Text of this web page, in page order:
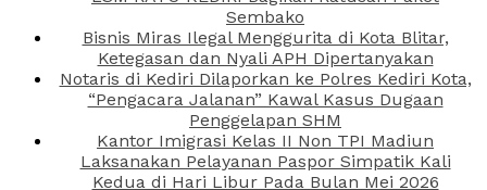
Sembako
Bisnis Miras Ilegal Menggurita di Kota Blitar,
Ketegasan dan Nyali APH Dipertanyakan
Notaris di Kediri Dilaporkan ke Polres Kediri Kota,
“Pengacara Jalanan” Kawal Kasus Dugaan
Penggelapan SHM
Kantor Imigrasi Kelas II Non TPI Madiun
Laksanakan Pelayanan Paspor Simpatik Kali
Kedua di Hari Libur Pada Bulan Mei 2026